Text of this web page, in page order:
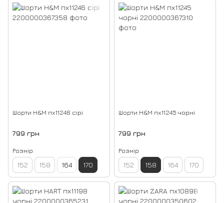
Шорти H&M пх11246 сірі
799 грн
Розмір
152 158 164 170
Шорти H&M пх11245 чорні
799 грн
Розмір
152 158 164 170